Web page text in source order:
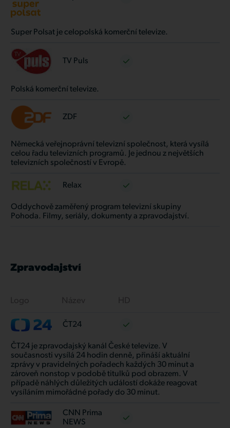
Super Polsat je celopolská komerční televize.
TV Puls
Polská komerční televize.
ZDF
Německá veřejnoprávní televizní společnost, která vysílá
celou řadu televizních programů. Je jednou z největších
televizních společností v Evropě.
Relax
Oddychově zaměřený program televizní skupiny
Pohoda. Filmy, seriály, dokumenty a zpravodajství.
Zpravodajství
ČT24
ČT24 je zpravodajský kanál České televize. V
současnosti vysílá 24 hodin denně, přináší aktuální
zprávy v pravidelných pořadech každých 30 minut a
zároveň nonstop v podobě titulků pod obrazem. V
případě náhlých důležitých událostí dokáže reagovat
vysíláním mimořádné pořady do 30 minut.
CNN Prima
NEWS